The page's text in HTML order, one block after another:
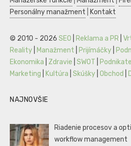
Personálny manažment
Kontakt
© 2010 - 2026 SEO Reklama a PR
Reality
Manažment Prijímáčky
Ekonomika
Zdravie SWOT
Marketing
Kultúra Skúšky Obchod
NAJNOVŠIE
Riadenie procesov a
workflow management